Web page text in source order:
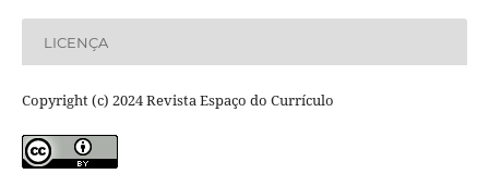
LICENÇA
Copyright (c) 2024 Revista Espaço do Currículo